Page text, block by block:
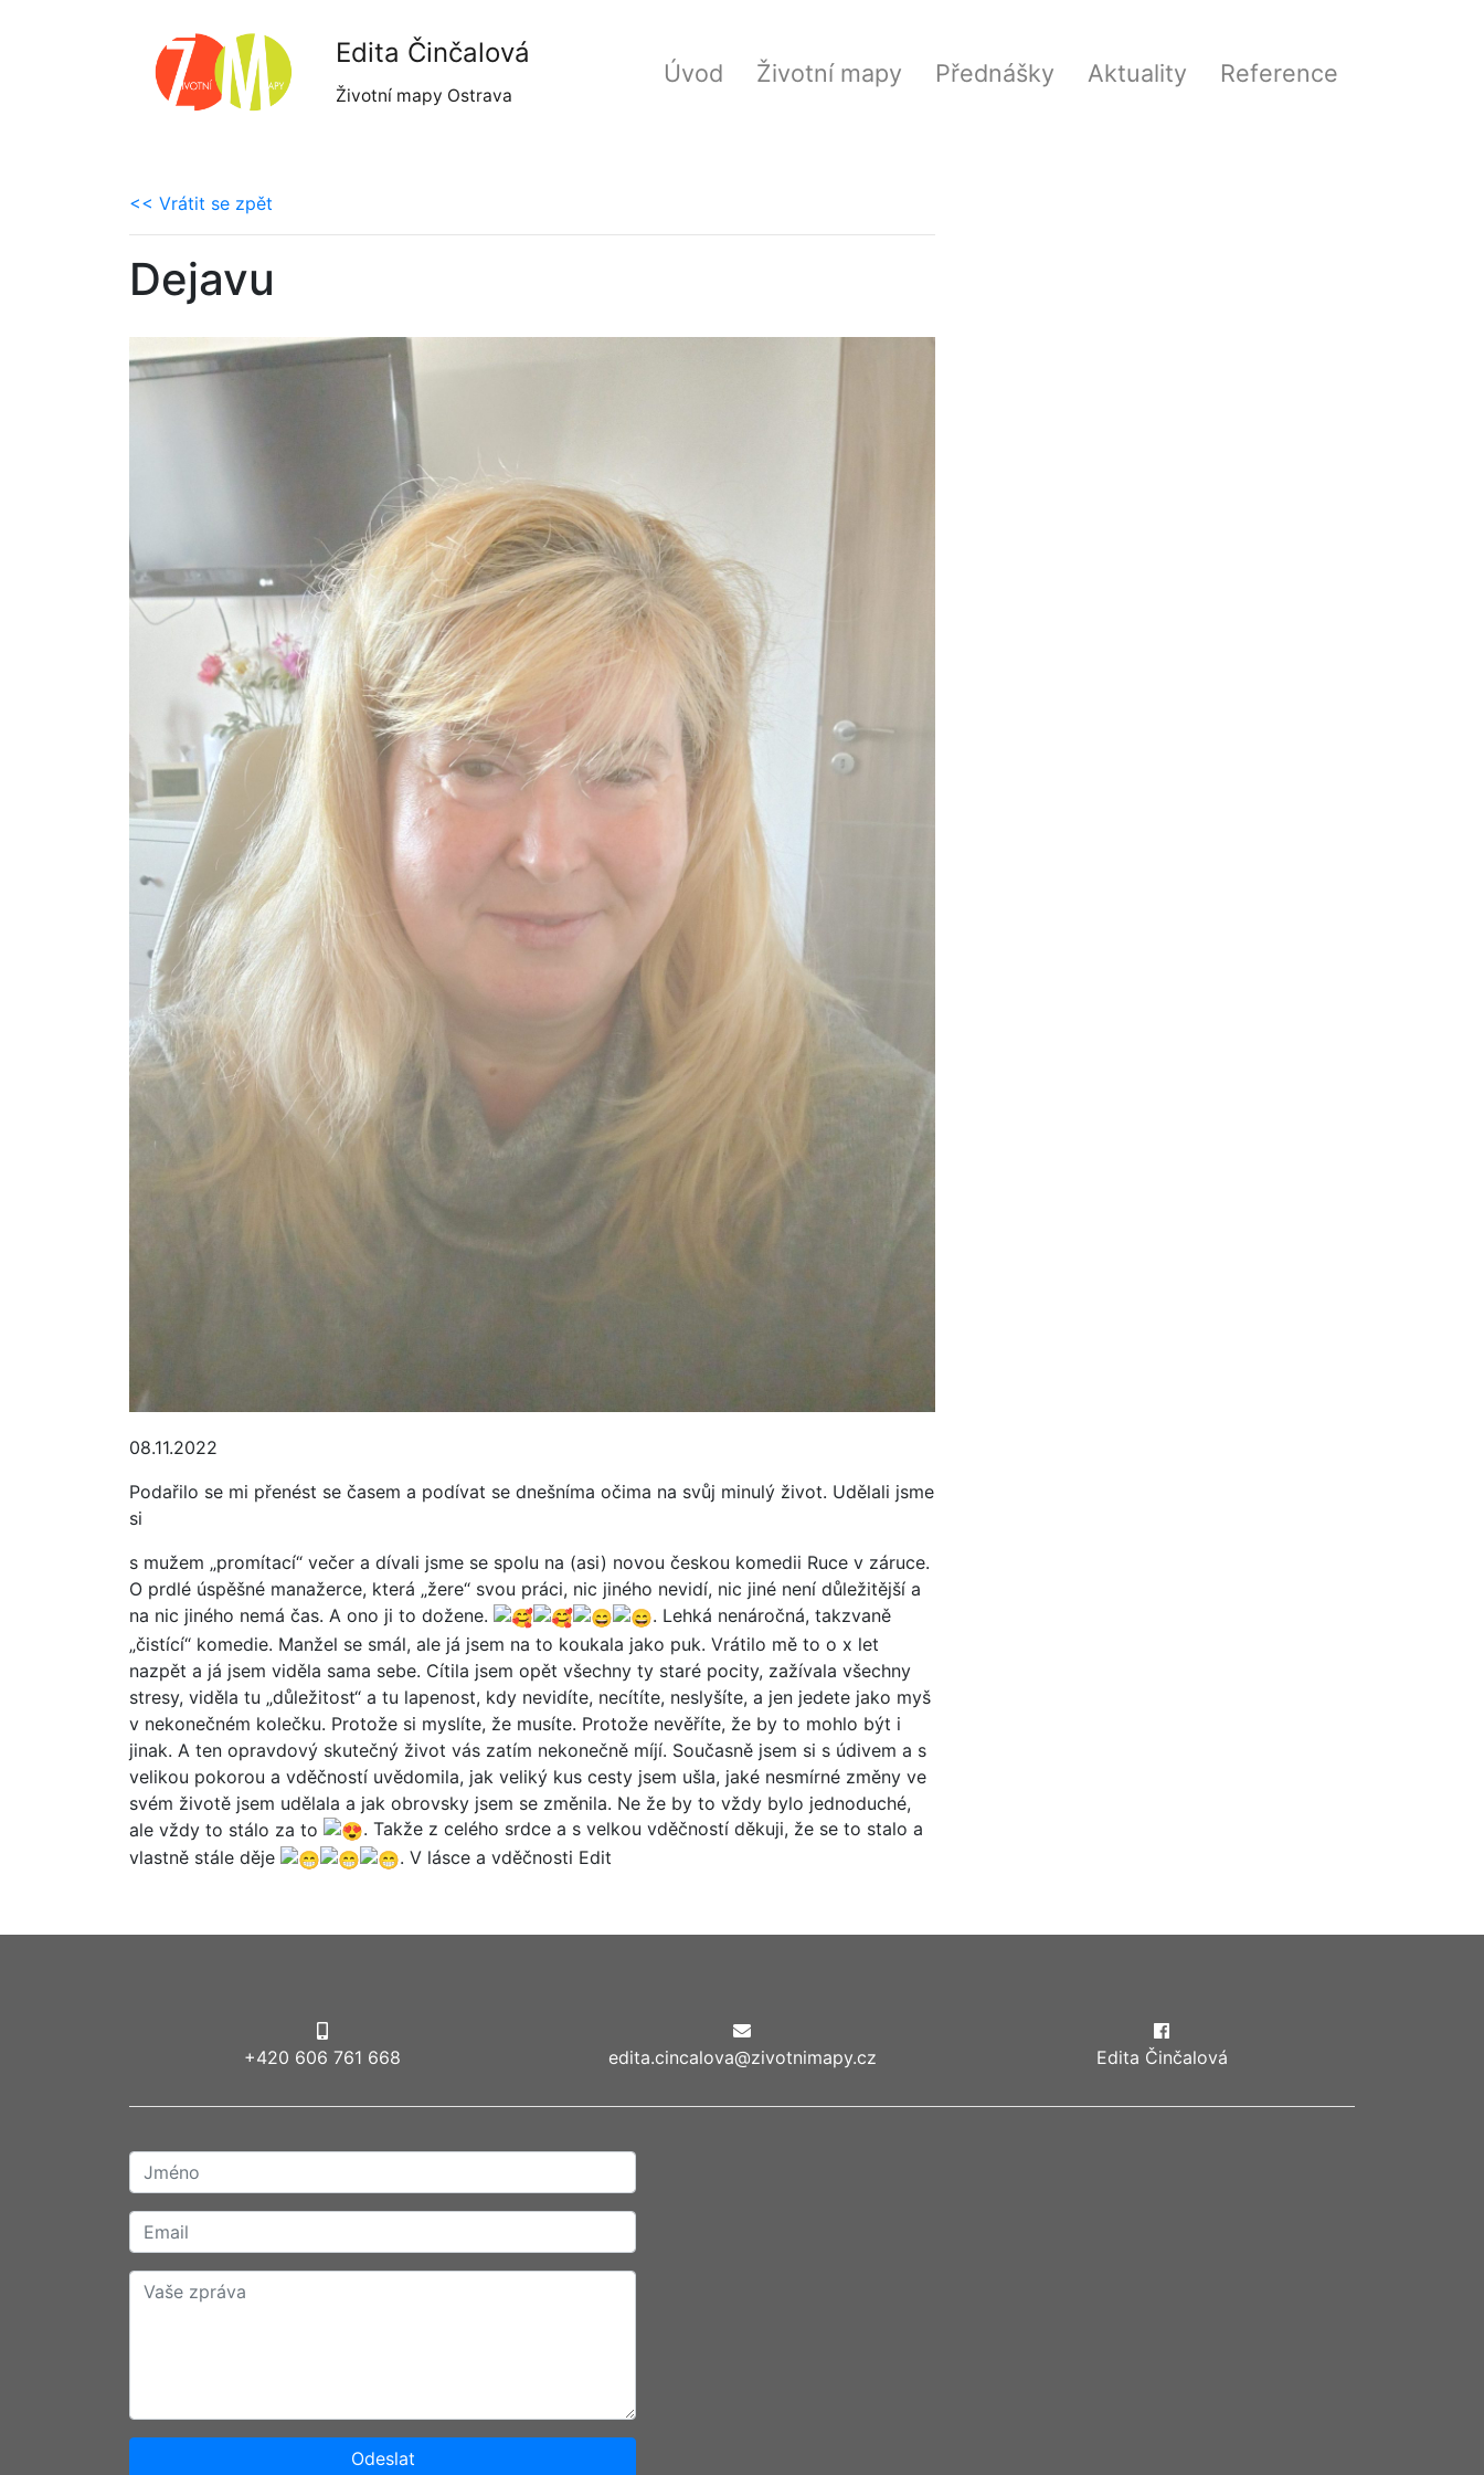
Edita Činčalová
Životní mapy Ostrava
Úvod Životní mapy Přednášky Aktuality Reference
<< Vrátit se zpět
Dejavu
08.11.2022
Podařilo se mi přenést se časem a podívat se dnešníma očima na svůj minulý život. Udělali jsme
si
s mužem „promítací“ večer a dívali jsme se spolu na (asi) novou českou komedii Ruce v záruce.
O prdlé úspěšné manažerce, která „žere“ svou práci, nic jiného nevidí, nic jiné není důležitější a
na nic jiného nemá čas. A ono ji to dožene.
. Lehká nenáročná, takzvaně
„čistící“ komedie. Manžel se smál, ale já jsem na to koukala jako puk. Vrátilo mě to o x let
nazpět a já jsem viděla sama sebe. Cítila jsem opět všechny ty staré pocity, zažívala všechny
stresy, viděla tu „důležitost“ a tu lapenost, kdy nevidíte, necítíte, neslyšíte, a jen jedete jako myš
v nekonečném kolečku. Protože si myslíte, že musíte. Protože nevěříte, že by to mohlo být i
jinak. A ten opravdový skutečný život vás zatím nekonečně míjí. Současně jsem si s údivem a s
velikou pokorou a vděčností uvědomila, jak veliký kus cesty jsem ušla, jaké nesmírné změny ve
svém životě jsem udělala a jak obrovsky jsem se změnila. Ne že by to vždy bylo jednoduché,
ale vždy to stálo za to
. Takže z celého srdce a s velkou vděčností děkuji, že se to stalo a
vlastně stále děje
. V lásce a vděčnosti Edit
+420 606 761 668 edita.cincalova@zivotnimapy.cz Edita Činčalová